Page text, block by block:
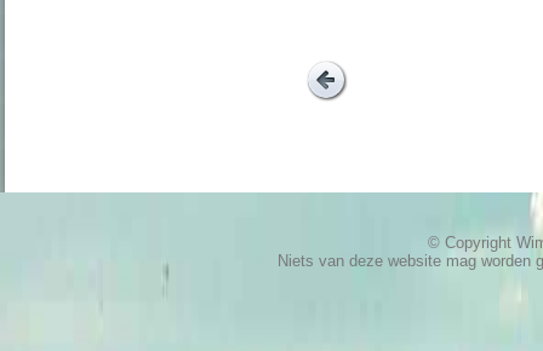
© Copyright
Niets van deze website mag worden